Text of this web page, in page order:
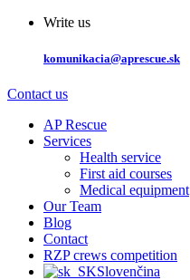
Write us
komunikacia@aprescue.sk
Contact us
AP Rescue
Services
Health service
First aid courses
Medical equipment
Our Team
Blog
Contact
RZP crews competition
Slovenčina